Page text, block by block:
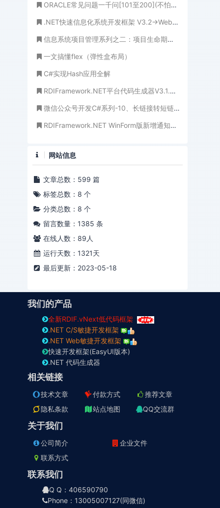
ORACLE常见问题一千问[101至200](不怕学不成、就怕心不诚！)
.NET快速信息化系统开发框架 V3.2->Web版本工作流部分业务处理界面与查看界面全新展示
信息系统项目管理系列之二：项目生命期和组织
一文搞懂flex（弹性盒布局）
C#实现Hash应用全解
RDIFramework.NET平台代码生成器V3.1.6125.27586全新发布-更新于20161029（提供下载）
微信公众号开发C#系列-10、长链接转短链接
RDIFramework.NET WinForm版新增通知公告、系统新闻模块
网站信息
文章总数：599 篇
标签总数：8 个
分类总数：8 个
留言数量：1385 条
在线人数： 89 人
运行天数：1321天
最后更新：2023-05-18
我们的产品
全新RDIF.vNext低代码框架
.NET C/S敏捷开发框架
.NET Web敏捷开发框架
快速开发框架(EasyUI版本)
.NET 代码生成器
相关链接
技术文章 付款方式
推荐文章
隐私条款
站点地图 QQ交流群
关于我们
公司简介
企业文件
联系方式
联系我们
Q Q：406590790
Phone：13005007127(同微信)